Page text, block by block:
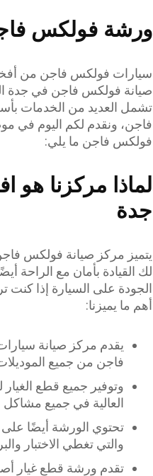
ورشة فولكس
سيارات فولكس فاجن من
صيانة فولكس فاجن في جدة
تشمل العديد من الخدمات
فاجن، ونقدم لكم اليوم في
فولكس فاجن ما يلي:
لماذا مركزنا
جدة
يتميز مركز صيانة فولكس
لك القيادة بأمان مع الراحة
الجودة على السيارة إذا كنت
أهم ما يميزنا:
يقدم مركز صيانة
فاجن من جميع
وتوفير جميع قطع
العالية في جميع
تحتوي الورشة أيضًا
والتي تغطي الاختبار
تقدم ورشة قطع غيار